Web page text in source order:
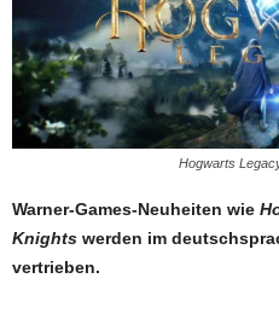
Hogwarts
Warner-Games-Neuheiten wie
Knights werden im
vertrieben.